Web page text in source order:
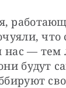
что
нас —
будут